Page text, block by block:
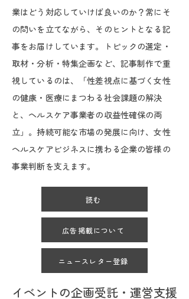
業はどう対応していけば良いのか？常にそ
の問いを立てながら、そのヒントとなる記
事をお届けしています。トピックの選定・
取材・分析・特集企画など、記事制作で重
視しているのは、「性差視点に基づく女性
の健康・医療にまつわる社会課題の解決
と、ヘルスケア事業者の収益性確保の両
立」。持続可能な市場の発展に向け、女性
ヘルスケアビジネスに携わる企業の皆様の
事業判断を支えます。
読む
広告掲載について
ニュースレター登録
イベントの企画受託・運営支援